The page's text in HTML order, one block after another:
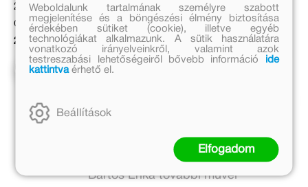
2 999 Ft
Online ár:
2 459 Ft
Kosárba
Eredeti ár:
4 999 Ft
Bevezető ár:
3 749 Ft
Bartos Erika további művei
Bartos Erika további művei
Weboldalunk tartalmának személyre szabott
megjelenítése és a böngészési élmény biztosítása
érdekében sütiket (cookie), illetve egyéb
technológiákat alkalmazunk. A sütik használatára
vonatkozó irányelveinkről, valamint azok
testreszabási lehetőségeiről bővebb információ
ide
kattintvaérhető el.
Beállítások
Elfogadom